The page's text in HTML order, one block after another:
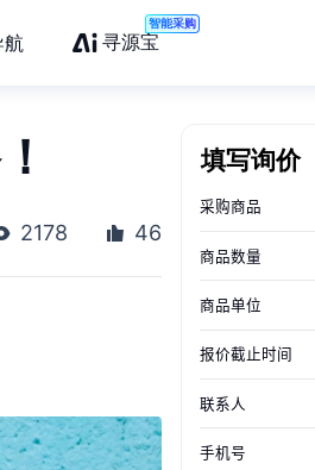
航 寻源宝
智能采购
2178 46
填写询价